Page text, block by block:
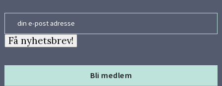
Bli medlem
Få nyhetsbrev!